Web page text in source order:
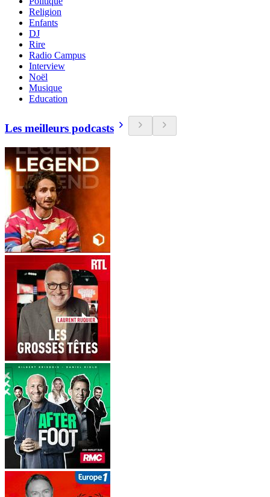
Religion
Enfants
DJ
Rire
Radio Campus
Interview
Noël
Musique
Education
Les meilleurs podcasts